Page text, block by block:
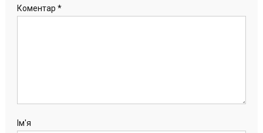
Коментар *
Ім'я